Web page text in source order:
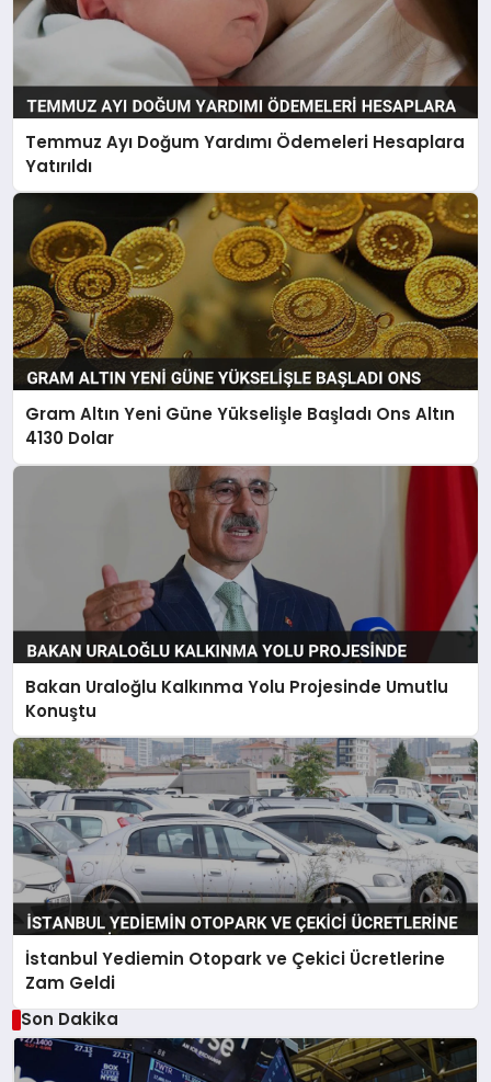
Temmuz Ayı Doğum Yardımı Ödemeleri Hesaplara
Yatırıldı
Gram Altın Yeni Güne Yükselişle Başladı Ons Altın
4130 Dolar
Bakan Uraloğlu Kalkınma Yolu Projesinde Umutlu
Konuştu
İstanbul Yediemin Otopark ve Çekici Ücretlerine
Zam Geldi
Son Dakika